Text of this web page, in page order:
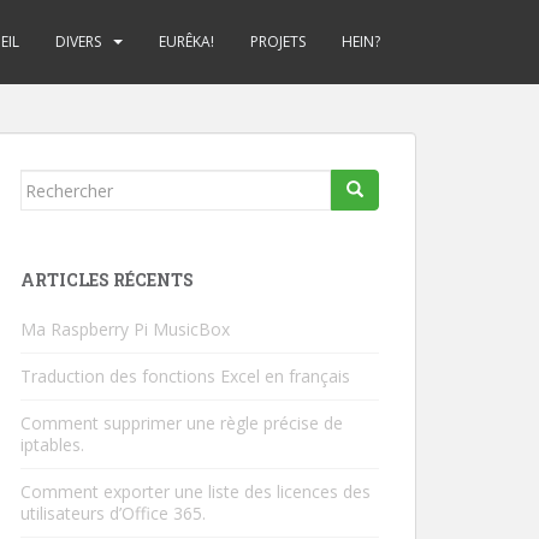
DIVERS EURÊKA! PROJETS HEIN?
Rechercher...
ARTICLES RÉCENTS
Ma Raspberry Pi MusicBox
Traduction des fonctions Excel en français
Comment supprimer une règle précise de
iptables.
Comment exporter une liste des licences des
utilisateurs d’Office 365.